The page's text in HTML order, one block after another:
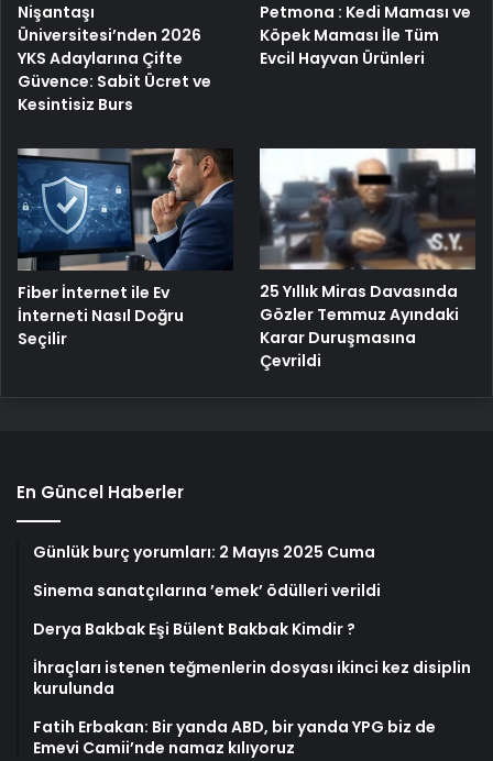
Nişantaşı
Üniversitesi’nden 2026
YKS Adaylarına Çifte
Güvence: Sabit Ücret ve
Kesintisiz Burs
Petmona : Kedi Maması ve
Köpek Maması İle Tüm
Evcil Hayvan Ürünleri
Fiber İnternet ile Ev
İnterneti Nasıl Doğru
Seçilir
25 Yıllık Miras Davasında
Gözler Temmuz Ayındaki
Karar Duruşmasına
Çevrildi
En Güncel Haberler
Günlük burç yorumları: 2 Mayıs 2025 Cuma
Sinema sanatçılarına ’emek’ ödülleri verildi
Derya Bakbak Eşi Bülent Bakbak Kimdir ?
İhraçları istenen teğmenlerin dosyası ikinci kez disiplin
kurulunda
Fatih Erbakan: Bir yanda ABD, bir yanda YPG biz de
Emevi Camii’nde namaz kılıyoruz